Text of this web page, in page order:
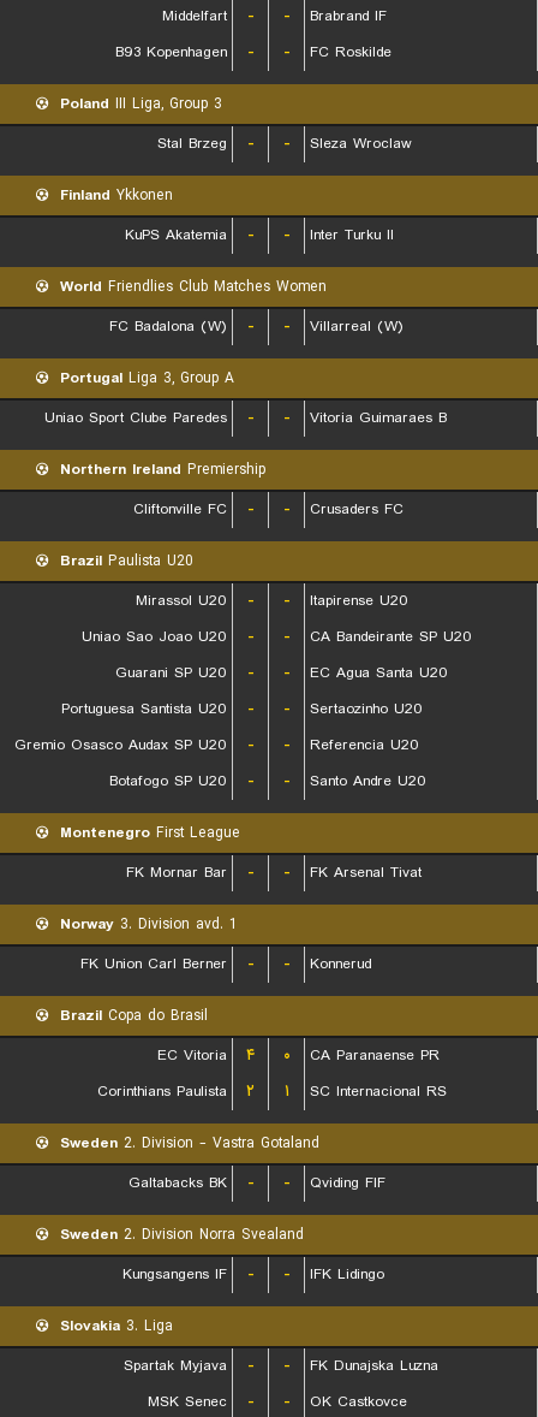
Middelfart
- -
Brabrand IF
B93 Kopenhagen
- - FC Roskilde
Poland III Liga, Group 3
Stal Brzeg
- - Sleza Wroclaw
Finland Ykkonen
KuPS Akatemia
- - Inter Turku II
World Friendlies Club Matches Women
FC Badalona (W)
- - Villarreal (W)
Portugal Liga 3, Group A
Uniao Sport Clube Paredes
- - Vitoria Guimaraes B
Northern Ireland Premiership
Cliftonville FC
- - Crusaders FC
Brazil Paulista U20
Mirassol U20
- -
Itapirense U20
Uniao Sao Joao U20
- -
CA Bandeirante SP U20
Guarani SP U20
- -
EC Agua Santa U20
Portuguesa Santista U20
- -
Sertaozinho U20
Gremio Osasco Audax SP U20
- -
Referencia U20
Botafogo SP U20
- - Santo Andre U20
Montenegro First League
FK Mornar Bar
- - FK Arsenal Tivat
Norway 3. Division avd. 1
FK Union Carl Berner
- - Konnerud
Brazil Copa do Brasil
EC Vitoria
۴ ۰
CA Paranaense PR
Corinthians Paulista
۲ ۱ SC Internacional RS
Sweden 2. Division - Vastra Gotaland
Galtabacks BK
- - Qviding FIF
Sweden 2. Division Norra Svealand
Kungsangens IF
- - IFK Lidingo
Slovakia 3. Liga
Spartak Myjava
- -
FK Dunajska Luzna
MSK Senec
- - OK Castkovce